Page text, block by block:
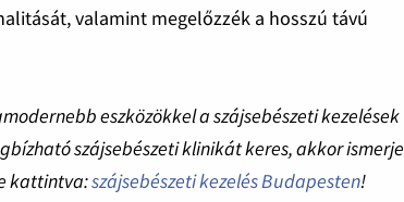
valamint megelőzzék a hosszú távú
eszközökkel a szájsebészeti kezelések
szájsebészeti klinikát keres, akkor ismerje
kattintva:szájsebészeti kezelés Budapesten!